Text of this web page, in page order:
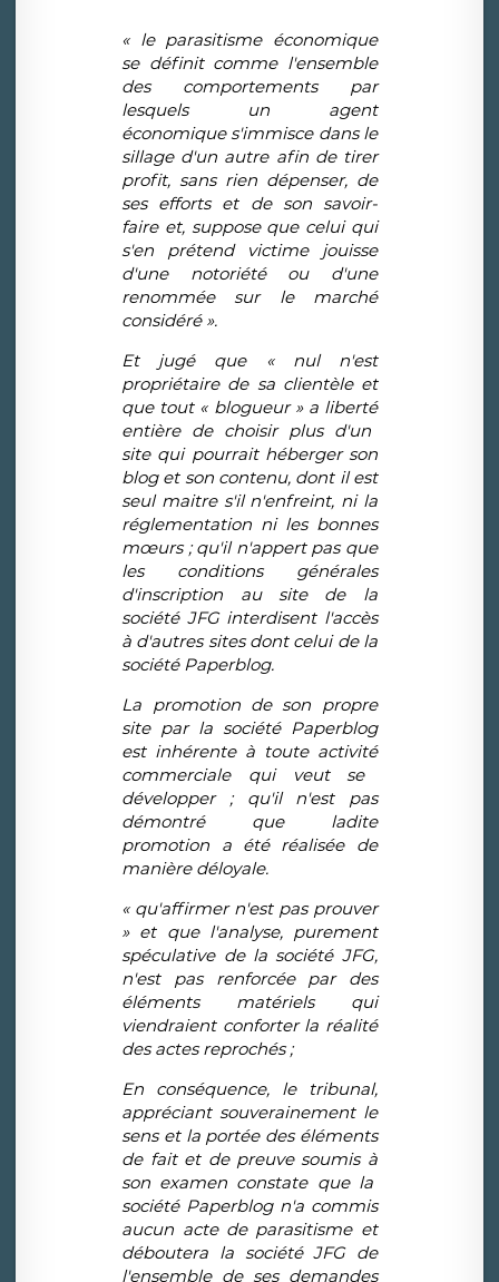
« le parasitisme économique
se définit comme l'ensemble
des comportements par
lesquels un agent
économique s'immisce dans le
sillage d'un autre afin de tirer
profit, sans rien dépenser, de
ses efforts et de son savoir-
faire et, suppose que celui qui
s'en prétend victime jouisse
d'une notoriétéou d'une
renommée sur le marché
considéré ».
Et jugé que
« nul n'est
propriétaire de sa clientèle et
que tout «blogueur »a liberté
entière de choisir plus d'un
site qui pourrait héberger son
blog et son contenu, dont il est
seul maitre s'il n'enfreint, ni la
réglementation ni les bonnes
mœurs ; qu'il n'appert pas que
les conditions générales
d'inscription au site de la
sociétéJFG interdisent l'accès
à d'autres sites dont celui de la
sociétéPaperblog.
La promotion de son propre
site par la sociétéPaperblog
est inhérente à toute activité
commerciale qui veut se
développer ; qu'il n'est pas
démontréque ladite
promotion a étéréalisée de
manière déloyale.
«qu'affirmer n'est pas prouver
»et que l'analyse, purement
spéculative de la sociétéJFG,
n'est pas renforcée par des
éléments matériels qui
viendraient conforter la réalité
des actes reprochés ;
En conséquence, le tribunal,
appréciant souverainement le
sens et la portée des éléments
de fait et de preuve soumis à
son examen constate que la
sociétéPaperblog n'a commis
aucun acte de parasitisme et
déboutera la sociétéJFG de
l'ensemble de ses demandes